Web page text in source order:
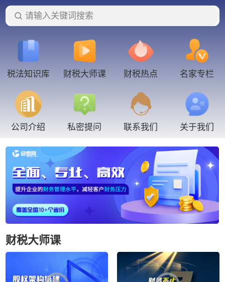
请输入关键词搜索
税法知识库 财税大师课 财税热点 名家专栏
公司介绍 私密提问 联系我们 关于我们
财税大师课